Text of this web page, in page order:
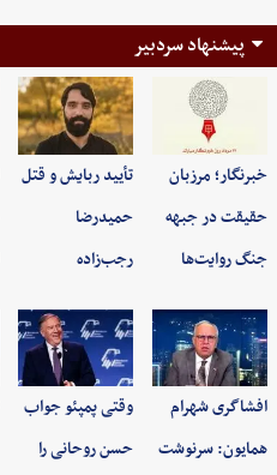
پیشنهاد سردبیر
خبرنگار؛ مرزبان
حقیقت در جبهه
جنگ روایت‌ها
تأیید ربایش و قتل
حمیدرضا
رجب‌زاده
افشاگری شهرام
همایون: سرنوشت
وقتی پمپئو جواب
حسن روحانی را